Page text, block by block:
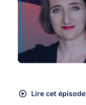
Lire cet épisode